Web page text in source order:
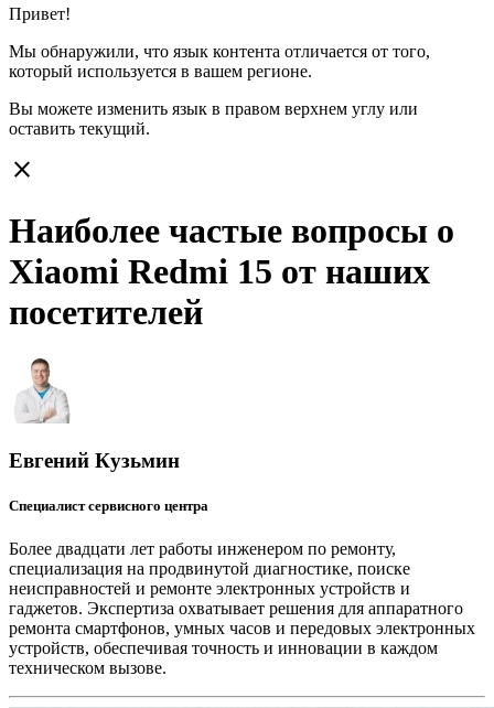
Привет!
Мы обнаружили, что язык контента отличается от того,
который используется в вашем регионе.
Вы можете изменить язык в правом верхнем углу или
оставить текущий.
close
Наиболее частые вопросы о
Xiaomi Redmi 15 от наших
посетителей
Евгений Кузьмин
Специалист сервисного центра
Более двадцати лет работы инженером по ремонту,
специализация на продвинутой диагностике, поиске
неисправностей и ремонте электронных устройств и
гаджетов. Экспертиза охватывает решения для аппаратного
ремонта смартфонов, умных часов и передовых электронных
устройств, обеспечивая точность и инновации в каждом
техническом вызове.